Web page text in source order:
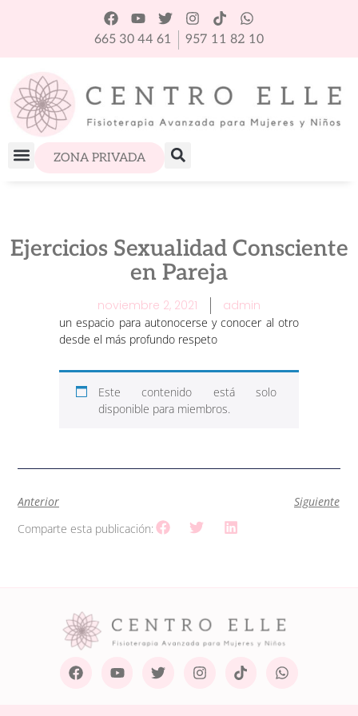
665 30 44 61 957 11 82 10
ZONA PRIVADA
Ejercicios Sexualidad Consciente
en Pareja
noviembre 2, 2021 admin
un espacio para autonocerse y conocer al otro
desde el más profundo respeto
Este contenido está solo
disponible para miembros.
Anterior
Siguiente
Comparte esta publicación: